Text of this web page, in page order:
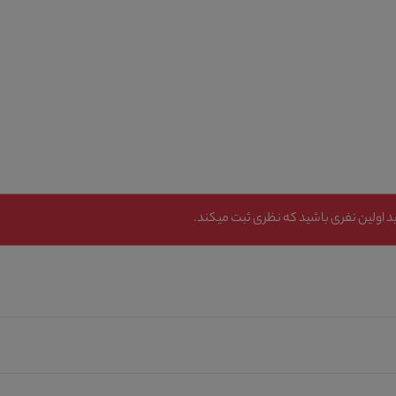
نفری باشید که نظری ثبت میکند.